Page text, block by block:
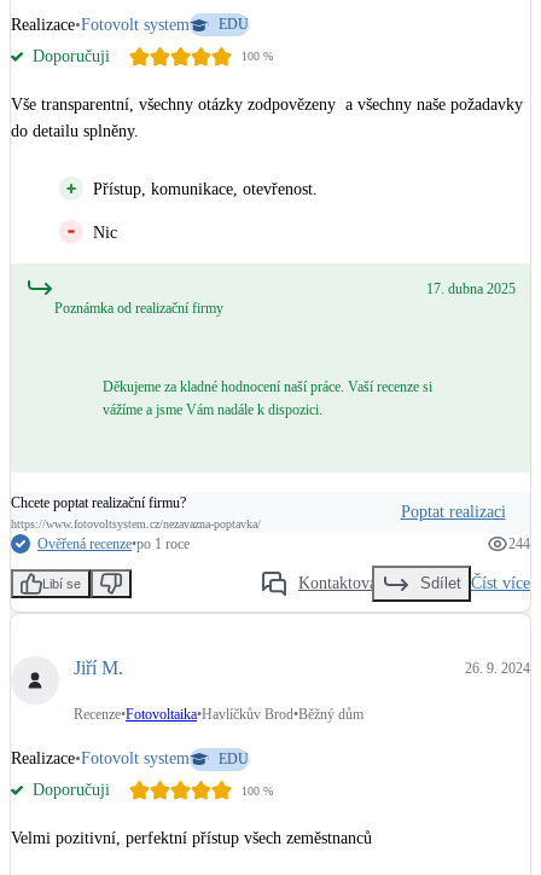
Realizace•Fotovolt system EDU
Doporučuji 100 %
Vše transparentní, všechny otázky zodpovězeny  a všechny naše požadavky
do detailu splněny.
Přístup, komunikace, otevřenost.
Nic
Poznámka od realizační firmy
17. dubna 2025
Děkujeme za kladné hodnocení naší práce. Vaší recenze si
vážíme a jsme Vám nadále k dispozici.
Chcete poptat realizační firmu?
https://www.fotovoltsystem.cz/nezavazna-poptavka/
Poptat realizaci
Ověřená recenze•po 1 roce 244
Libí se Kontaktovat Sdílet Číst více
Jiří M. 26. 9. 2024
Recenze•Fotovoltaika•Havlíčkův Brod•Běžný dům
Realizace•Fotovolt system EDU
Doporučuji 100 %
Velmi pozitivní, perfektní přístup všech zeměstnanců